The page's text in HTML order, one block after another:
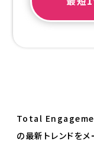
Total
の最新トレンドをメ